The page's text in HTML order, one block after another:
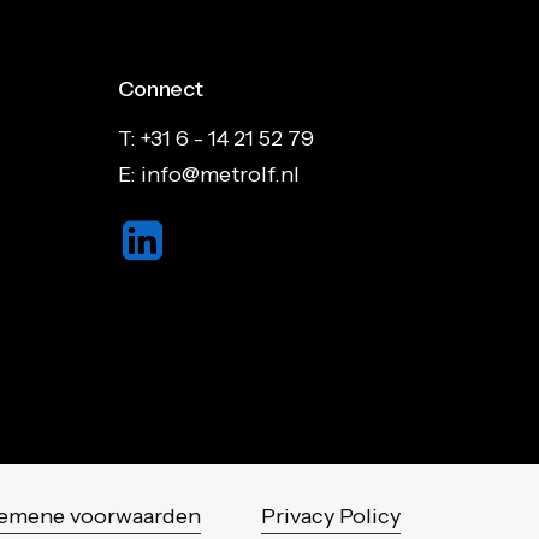
Connect
T: +31 6 - 14 21 52 79
E: info@metrolf.nl
voorwaarden Privacy Policy